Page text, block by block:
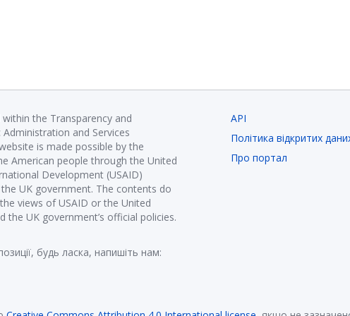
the Transparency and
and Services
is made possible by the
American people through the United
Development (USAID)
UK government. The contents do
views of USAID or the United
the UK government’s official policies.
будь ласка, напишіть нам:
API
Політика відкритих
Про портал